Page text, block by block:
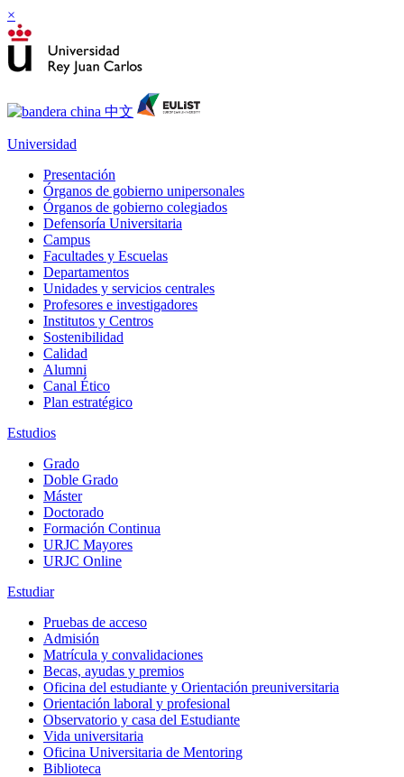
×
Universidad
Presentación
Órganos de gobierno unipersonales
Órganos de gobierno colegiados
Defensoría Universitaria
Campus
Facultades y Escuelas
Departamentos
Unidades y servicios centrales
Profesores e investigadores
Institutos y Centros
Sostenibilidad
Calidad
Alumni
Canal Ético
Plan estratégico
Estudios
Grado
Doble Grado
Máster
Doctorado
Formación Continua
URJC Mayores
URJC Online
Estudiar
Pruebas de acceso
Admisión
Matrícula y convalidaciones
Becas, ayudas y premios
Oficina del estudiante y Orientación preuniversitaria
Orientación laboral y profesional
Observatorio y casa del Estudiante
Vida universitaria
Oficina Universitaria de Mentoring
Biblioteca